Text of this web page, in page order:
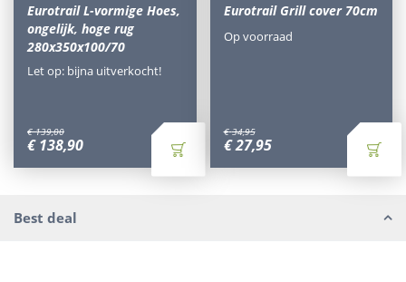
Eurotrail L-vormige Hoes,
ongelijk, hoge rug
280x350x100/70
€ 139,00
€ 138,90
Let op: bijna uitverkocht!
Eurotrail Grill cover 70cm
€ 34,95
€27,95
Op voorraad
Best deal